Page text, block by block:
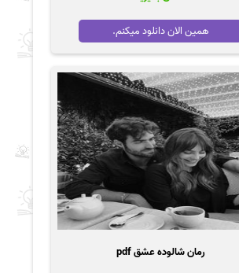
همین الان دانلود میکنم.
رمان شالوده عشق pdf